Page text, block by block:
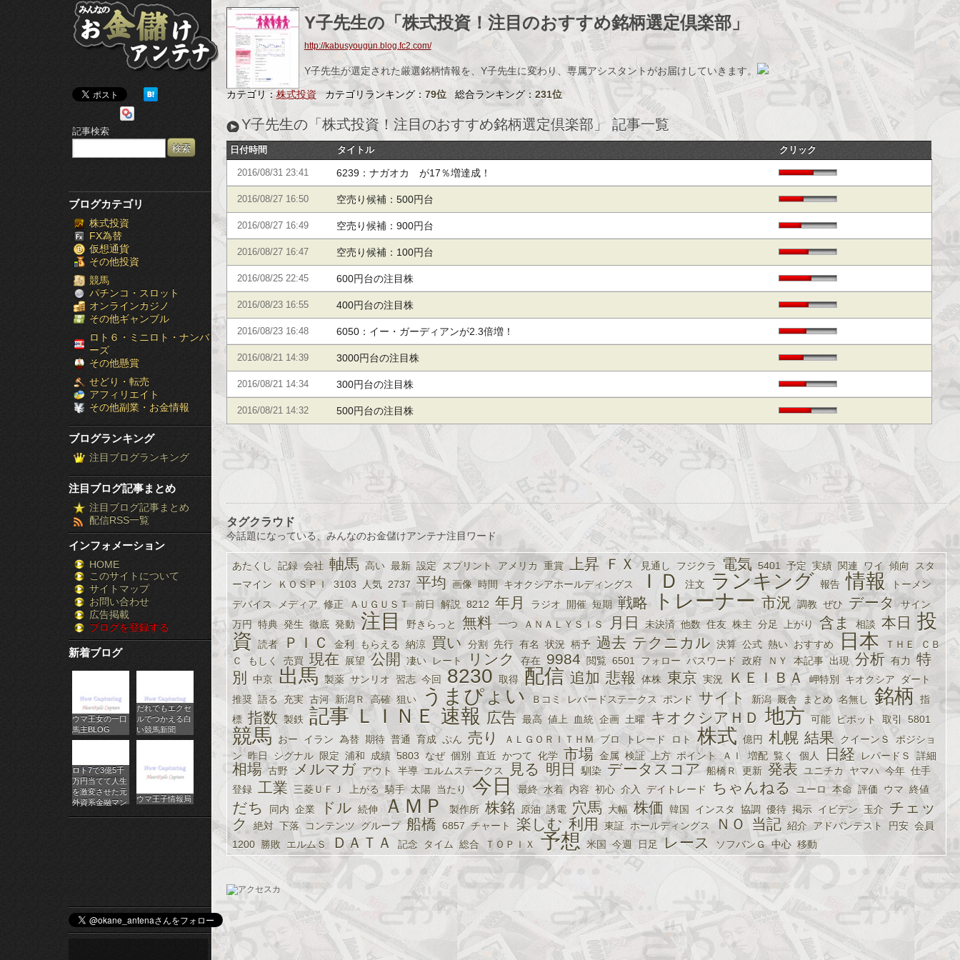
み
ん
な
の
お
金
儲
け
ア
ン
テ
ナ
［ブ
ロ
グ
ラ
ン
キ
ン
グ］-
株
FX
競
馬
パ
チ
ス
ロ
オ
ン
ラ
イ
ジ
記事検索
ブログカテゴリ
株式投資
FX為替
仮想通貨
その他投資
競馬
パチンコ・スロット
オンラインカジノ
その他ギャンブル
ロト６・ミニロト・ナンバ
ーズ
その他懸賞
せどり・転売
アフィリエイト
その他副業・お金情報
ブログランキング
注目ブログランキング
注目ブログ記事まとめ
注目ブログ記事まとめ
配信RSS一覧
インフォメーション
HOME
このサイトについて
サイトマップ
お問い合わせ
広告掲載
ブログを登録する
新着ブログ
ウマ王女の一口
馬主BLOG
だれでもエクセ
ルでつかえる白
い競馬新聞
ロト7で3億5千
万円当てて人生
を激変させた元
外資系金融マン
ウマ王子情報局
Y子先生の「株式投資！注目のおすすめ銘柄選定倶楽部」
http://kabusyougun.blog.fc2.com/
Y子先生が選定された厳選銘柄情報を、Y子先生に変わり、専属アシスタントがお届けしていきます。
カテゴリ：株式投資 カテゴリランキング： 79位 総合ランキング：231位
Y子先生の「株式投資！注目のおすすめ銘柄選定倶楽部」 記事一覧
日付時間 タイトル クリック
2016/08/31 23:41 6239：ナガオカ が17％増達成！
2016/08/27 16:50 空売り候補：500円台
2016/08/27 16:49 空売り候補：900円台
2016/08/27 16:47 空売り候補：100円台
2016/08/25 22:45 600円台の注目株
2016/08/23 16:55 400円台の注目株
2016/08/23 16:48 6050：イー・ガーディアンが2.3倍増！
2016/08/21 14:39 3000円台の注目株
2016/08/21 14:34 300円台の注目株
2016/08/21 14:32 500円台の注目株
タグクラウド
今話題になっている、みんなのお金儲けアンテナ注目ワード
あたくし 記録 会社 軸馬 高い 最新 設定 スプリント アメリカ 重賞 上昇 ＦＸ 見通し フジクラ 電気 5401 予定 実績 関連 ワイ 傾向
スタ
ーマイン
ＫＯＳＰＩ 3103 人気 2737 平均 画像 時間 キオクシアホールディングス ＩＤ 注文 ランキング 報告 情報
トーメン
デバイス
メディア 修正 ＡＵＧＵＳＴ 前日 解説 8212 年月 ラジオ 開催 短期 戦略 トレーナー 市況 調教 ぜひ データ
サイン
万円
特典 発生 徹底 発動 注目 野きらっと 無料 一つ ＡＮＡＬＹＳＩＳ 月日 未決済 他数 住友 株主 分足 上がり 含ま 相談 本日 投
資 読者 ＰＩＣ 金利 もらえる 納涼 買い 分割 先行 有名 状況 柄予 過去 テクニカル 決算 公式 熱い おすすめ 日本 ＴＨＥ
ＣＢ
Ｃ
もしく 売買 現在 展望 公開 凄い レート リンク 存在 9984 閲覧 6501 フォロー パスワード 政府 ＮＹ 本記事 出現 分析 有力
特
別
中京 出馬 製薬 サンリオ 習志 今回 8230 取得 配信 追加 悲報 体株 東京 実況 ＫＥＩＢＡ 岬特別 キオクシア
ダート
推奨 語る 充実 古河 新潟Ｒ 高確 狙い うまぴょい Ｂコミ レパードステークス ポンド サイト 新潟 厩舎 まとめ 名無し 銘柄 指
標 指数 製鉄 記事 ＬＩＮＥ 速報 広告 最高 値上 血統 企画 土曜 キオクシアＨＤ 地方 可能 ピポット 取引 5801
競馬 おー イラン 為替 期待 普通 育成 ぷん 売り ＡＬＧＯＲＩＴＨＭ ブロ トレード ロト 株式 億円 札幌 結果 クイーンＳ
ポジショ
ン 昨日 シグナル 限定 浦和 成績 5803 なぜ 個別 直近 かつて 化学 市場 金属 検証 上方 ポイント ＡＩ 増配 覧く 個人 日経 レパードＳ 詳細
相場 古野 メルマガ アウト 半導 エルムステークス 見る 明日 馴染 データスコア 船橋Ｒ 更新 発表 ユニチカ ヤマハ 今年 仕手
登録 工業 三菱ＵＦＪ 上がる 騎手 太陽 当たり 今日 最終 水着 内容 初心 介入 デイトレード ちゃんねる ユーロ 本命 評価 ウマ 終値
だち 同内 企業 ドル 続伸 ＡＭＰ 製作所 株銘 原油 誘電 穴馬 大幅 株価 韓国 インスタ 協調 優待 掲示 イビデン 玉介
チェッ
ク
絶対 下落 コンテンツ グループ 船橋 6857 チャート 楽しむ 利用 東証 ホールディングス ＮＯ 当記 紹介 アドバンテスト 円安 会員
1200
勝敗 エルムＳ ＤＡＴＡ 記念 タイム 総合 ＴＯＰＩＸ 予想 米国 今週 日足 レース ソフバンＧ 中心 移動